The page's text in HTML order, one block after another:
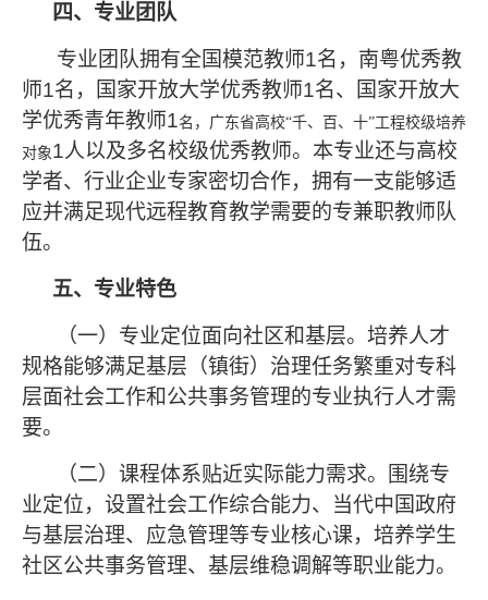
四、专业团队
专业团队拥有全国模范教师1名，南粤优秀教
师1名，国家开放大学优秀教师1名、国家开放大
学优秀青年教师1名，广东省高校“千、百、十”工程校级培养
对象1人以及多名校级优秀教师。本专业还与高校
学者、行业企业专家密切合作，拥有一支能够适
应并满足现代远程教育教学需要的专兼职教师队
伍。
五、专业特色
（一）专业定位面向社区和基层。培养人才
规格能够满足基层（镇街）治理任务繁重对专科
层面社会工作和公共事务管理的专业执行人才需
要。
（二）课程体系贴近实际能力需求。围绕专
业定位，设置社会工作综合能力、当代中国政府
与基层治理、应急管理等专业核心课，培养学生
社区公共事务管理、基层维稳调解等职业能力。